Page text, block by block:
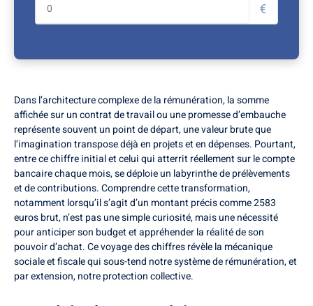
€
Dans l’architecture complexe de la rémunération, la somme
affichée sur un contrat de travail ou une promesse d’embauche
représente souvent un point de départ, une valeur brute que
l’imagination transpose déjà en projets et en dépenses. Pourtant,
entre ce chiffre initial et celui qui atterrit réellement sur le compte
bancaire chaque mois, se déploie un labyrinthe de prélèvements
et de contributions. Comprendre cette transformation,
notamment lorsqu’il s’agit d’un montant précis comme 2583
euros brut, n’est pas une simple curiosité, mais une nécessité
pour anticiper son budget et appréhender la réalité de son
pouvoir d’achat. Ce voyage des chiffres révèle la mécanique
sociale et fiscale qui sous-tend notre système de rémunération, et
par extension, notre protection collective.